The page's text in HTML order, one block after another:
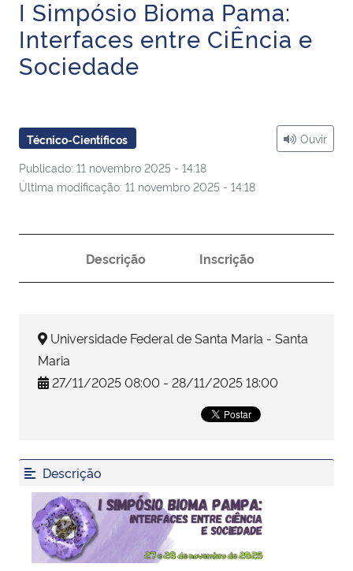
Ministério da Cidadania
Ministério da Saúde
Ministério da Ciência, Tecnologia, Inovações e Comunicações
Ministério do Meio Ambiente
Ministério do Desenvolvimento Regional
Ministério da Mulher, da Família e dos Direitos Humanos
Secretaria-Geral
Gabinete de Segurança Institucional
Advocacia-Geral da União
Banco Central do Brasil
I Simpósio Bioma Pama:
Interfaces entre CiÊncia e
Sociedade
Técnico-Científicos
Publicado: 11 novembro 2025 - 14:18
Última modificação: 11 novembro 2025 - 14:18
Ouvir
Descrição Inscrição
Universidade Federal de Santa Maria - Santa
Maria
27/11/2025 08:00 - 28/11/2025 18:00
Descrição